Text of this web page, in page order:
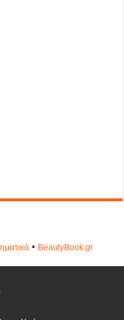
• ΒeautyΒook.gr